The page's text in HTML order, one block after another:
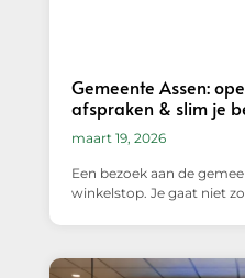
Gemeente Assen:
afspraken & slim je
maart 19, 2026
Een bezoek aan de
winkelstop. Je gaat niet